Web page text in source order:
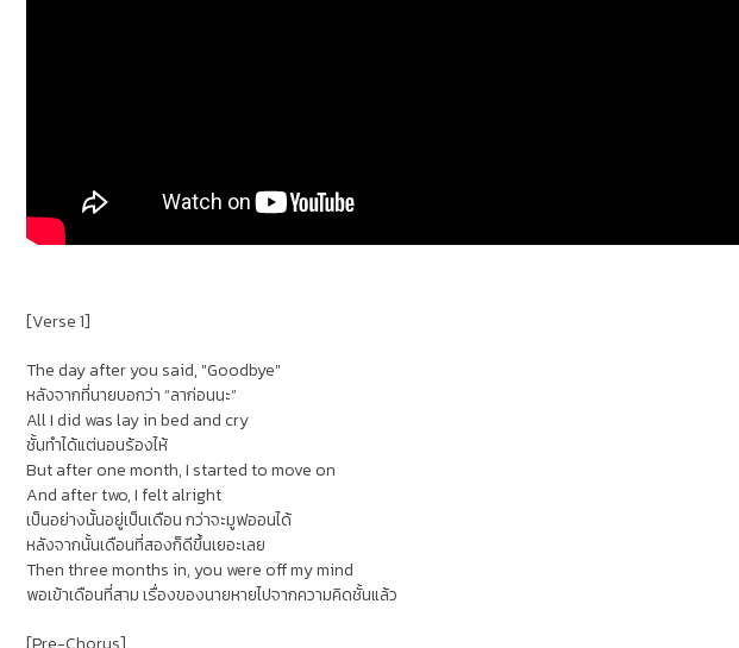
[Verse 1]
The day after you said, "Goodbye"
หลังจากที่นายบอกว่า “ลาก่อนนะ”
All I did was lay in bed and cry
ชั้นทำได้แต่นอนร้องไห้
But after one month, I started to move on
And after two, I felt alright
เป็นอย่างนั้นอยู่เป็นเดือน กว่าจะมูฟออนได้
หลังจากนั้นเดือนที่สองก็ดีขึ้นเยอะเลย
Then three months in, you were off my mind
พอเข้าเดือนที่สาม เรื่องของนายหายไปจากความคิดชั้นแล้ว